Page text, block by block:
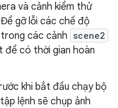
và cảnh kiểm thử
gỡ lỗi các chế độ
các cảnh scene2
để có thời gian hoàn
khi bắt đầu chạy bộ
lệnh sẽ chụp ảnh